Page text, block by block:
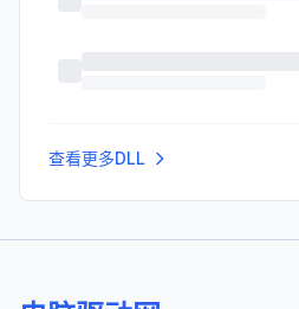
查看更多DLL